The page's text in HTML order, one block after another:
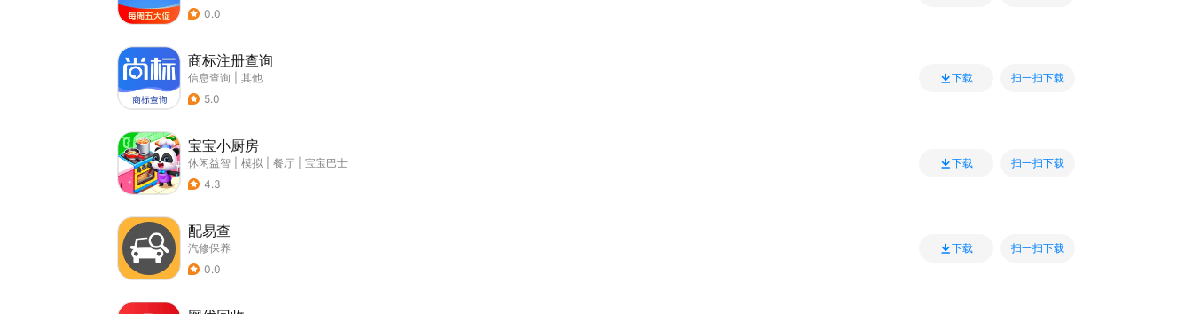
0.0
商标注册查询
信息查询
其他
5.0
下载 扫一扫下载
宝宝小厨房
休闲益智 模拟 餐厅
宝宝巴士
4.3
下载 扫一扫下载
配易查
汽修保养
0.0
下载 扫一扫下载